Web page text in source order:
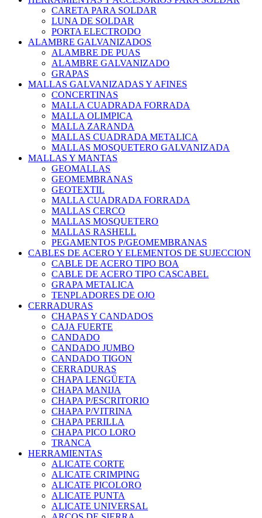
CARETA PARA SOLDAR
LUNA DE SOLDAR
PORTA ELECTRODO
ALAMBRE GALVANIZADOS
ALAMBRE DE PUAS
ALAMBRE GALVANIZADO
GRAPAS
MALLAS GALVANIZADAS Y AFINES
CONCERTINAS
MALLA CUADRADA FORRADA
MALLA OLIMPICA
MALLA ZARANDA
MALLAS CUADRADA METALICA
MALLAS MOSQUETERO GALVANIZADA
MALLAS Y MANTAS
GEOMALLAS
GEOMEMBRANAS
GEOTEXTIL
MALLA CUADRADA FORRADA
MALLAS CERCO
MALLAS MOSQUETERO
MALLAS RASHELL
PEGAMENTOS P/GEOMEMBRANAS
CABLES DE ACERO Y ELEMENTOS DE SUJECCION
CABLE DE ACERO TIPO BOA
CABLE DE ACERO TIPO CASCABEL
GRAPA METALICA
TENPLADORES DE OJO
CERRADURAS
CHAPAS Y CANDADOS
CAJA FUERTE
CANDADO
CANDADO JUMBO
CANDADO TIGON
CERRADURAS
CHAPA LENGÜETA
CHAPA MANIJA
CHAPA P/ESCRITORIO
CHAPA P/VITRINA
CHAPA PERILLA
CHAPA PICO LORO
TRANCA
HERRAMIENTAS
ALICATE CORTE
ALICATE CRIMPING
ALICATE PICOLORO
ALICATE PUNTA
ALICATE UNIVERSAL